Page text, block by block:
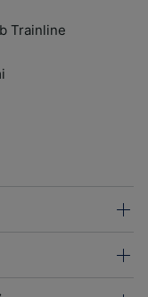
Trainline